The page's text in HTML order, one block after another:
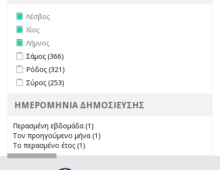
Remove Λέσβος filter
Λέσβος
Remove Χίος filter
Χίος
Remove Λήμνος filter
Λήμνος
Apply Σάμος filter
Σάμος (366)
Apply Ρόδος filter
Ρόδος (321)
Apply Σύρος filter
Σύρος (253)
ΗΜΕΡΟΜΗΝΙΑ ΔΗΜΟΣΙΕΥΣΗΣ
Περασμένη εβδομάδα (1)
Τον προηγούμενο μήνα (1)
Το περασμένο έτος (1)